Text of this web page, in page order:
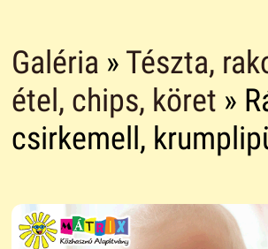
Galéria » Tészta,
étel, chips, köret »
csirkemell,